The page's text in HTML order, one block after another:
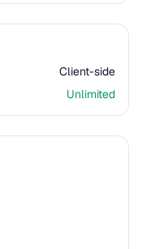
Client-side
Unlimited